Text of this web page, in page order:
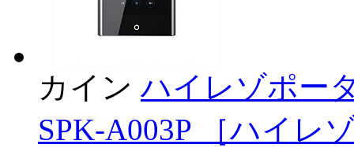
カイン ハイレゾポー
SPK-A003P ［ハイレ